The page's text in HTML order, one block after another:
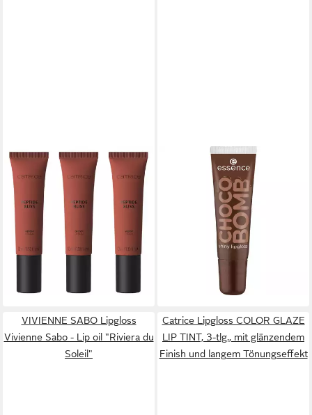
CATRICE
Lipgloss PEPTIDE BLISS
GLOSSY LIP BALM, 3-tlg., für
sinnlich aussehende Lippen
8,99 €
(299,67 €/ 1 l)
-14%
Lipgloss Lipgloss Choco Bomb
01 (Shiny Lipgloss) 10 ml
lieferbar in 2 Wochen
VIVIENNE SABO Lipgloss
Vivienne Sabo - Lip oil "Riviera du
Soleil"
Catrice Lipgloss COLOR GLAZE
LIP TINT, 3-tlg., mit glänzendem
Finish und langem Tönungseffekt